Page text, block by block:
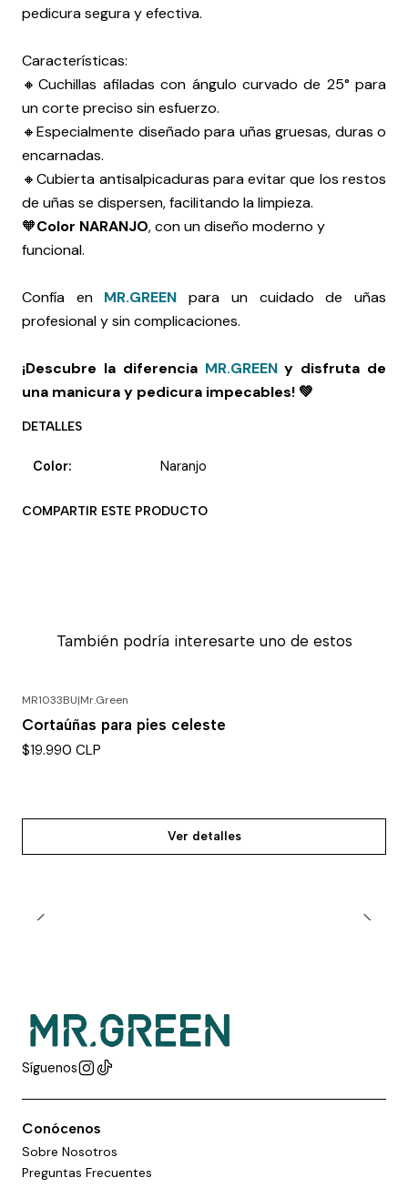
pedicura segura y efectiva.
Características:
🔸Cuchillas afiladas con ángulo curvado de 25° para
un corte preciso sin esfuerzo.
🔸Especialmente diseñado para uñas gruesas, duras o
encarnadas.
🔸Cubierta antisalpicaduras para evitar que los restos
de uñas se dispersen, facilitando la limpieza.
🧡Color NARANJO, con un diseño moderno y
funcional.
Confía en MR.GREEN para un cuidado de uñas
profesional y sin complicaciones.
¡Descubre la diferencia MR.GREENy disfruta de
una manicura y pedicura impecables! 💚
DETALLES
Color: Naranjo
COMPARTIR ESTE PRODUCTO
También podría interesarte uno de estos
MR1033BU|Mr.Green
Cortaúñas para pies celeste
$19.990 CLP
Ver detalles
Síguenos
Conócenos
Sobre Nosotros
Preguntas Frecuentes